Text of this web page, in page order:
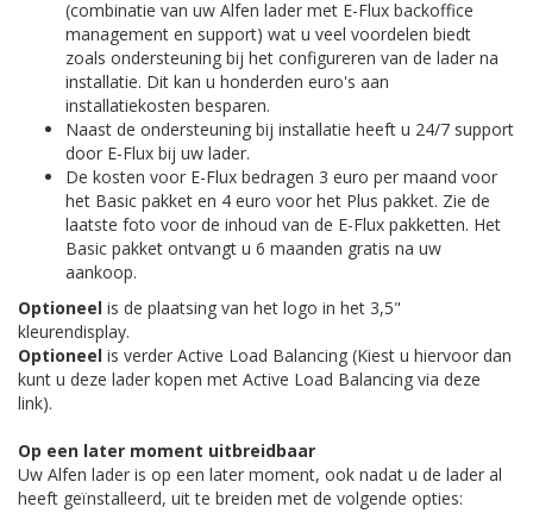
(combinatie van uw Alfen lader met E-Flux backoffice
management en support) wat u veel voordelen biedt
zoals ondersteuning bij het configureren van de lader na
installatie. Dit kan u honderden euro's aan
installatiekosten besparen.
Naast de ondersteuning bij installatie heeft u 24/7 support
door E-Flux bij uw lader.
De kosten voor E-Flux bedragen 3 euro per maand voor
het Basic pakket en 4 euro voor het Plus pakket. Zie de
laatste foto voor de inhoud van de E-Flux pakketten. Het
Basic pakket ontvangt u 6 maanden gratis na uw
aankoop.
Optioneel is de plaatsing van het logo in het 3,5"
kleurendisplay.
Optioneel is verder Active Load Balancing (Kiest u hiervoor dan
kunt u deze lader kopen met Active Load Balancing via deze
link).
Op een later moment uitbreidbaar
Uw Alfen lader is op een later moment, ook nadat u de lader al
heeft geïnstalleerd, uit te breiden met de volgende opties: